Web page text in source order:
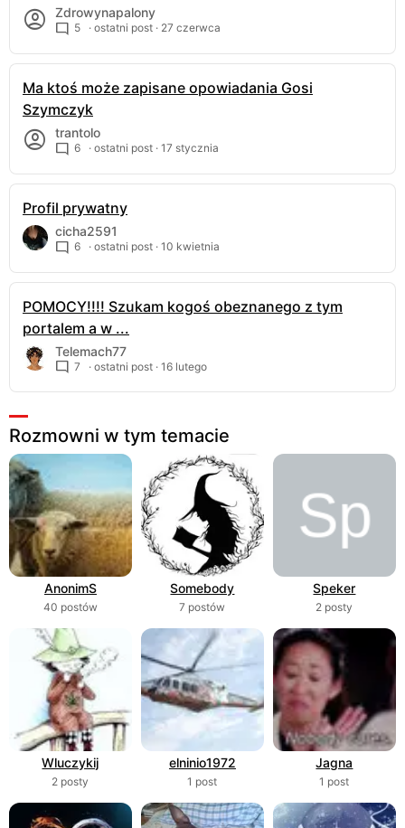
Zdrowynapalony
5 · ostatni post · 27 czerwca
Ma ktoś może zapisane opowiadania Gosi
Szymczyk
trantolo
6 · ostatni post · 17 stycznia
Profil prywatny
cicha2591
6 · ostatni post · 10 kwietnia
POMOCY!!!! Szukam kogoś obeznanego z tym
portalem a w ...
Telemach77
7 · ostatni post · 16 lutego
Rozmowni w tym temacie
AnonimS
40 postów
Somebody
7 postów
Speker
2 posty
Wluczykij
2 posty
elninio1972
1 post
Jagna
1 post